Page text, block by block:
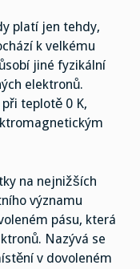
platí jen tehdy,
k velkému
jiné fyzikální
elektronů.
teplotě 0 K,
na nejnižších
významu
pásu, která
Nazývá se
v dovoleném